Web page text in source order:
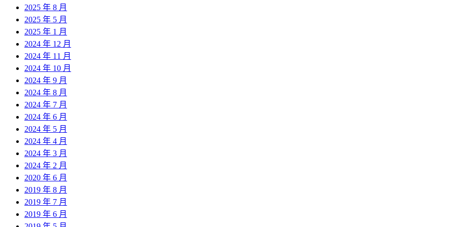
2025 年 8 月
2025 年 5 月
2025 年 1 月
2024 年 12 月
2024 年 11 月
2024 年 10 月
2024 年 9 月
2024 年 8 月
2024 年 7 月
2024 年 6 月
2024 年 5 月
2024 年 4 月
2024 年 3 月
2024 年 2 月
2020 年 6 月
2019 年 8 月
2019 年 7 月
2019 年 6 月